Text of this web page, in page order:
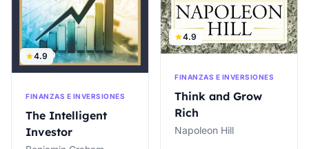
4.9
FINANZAS E INVERSIONES
The Intelligent
Investor
4.9
FINANZAS E INVERSIONES
Think and Grow
Rich
Napoleon Hill